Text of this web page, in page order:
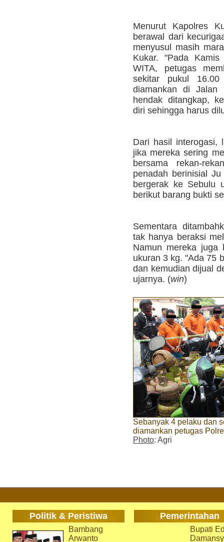
Menurut Kapolres
berawal dari
menyusul masih
Kukar. "Pada
WITA, petugas
sekitar pukul
diamankan di Jalan
hendak ditangkap,
diri sehingga harus
Dari hasil interogasi,
jika mereka sering
bersama rekan-
penadah berinisial
bergerak ke Sebulu
berikut barang bukti
Sementara
tak hanya beraksi
Namun mereka juga
ukuran 3 kg. "Ada 75
dan kemudian dijual
ujarnya. (win)
Sebanyak 4 pelaku dan
diamankan petugas
Photo: Agri
Politik & Peristiwa Pemerintahan
Bambang
Arwanto
Bupati